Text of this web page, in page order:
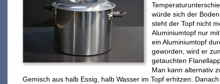
würde sich der
steht der Topf nicht
Aluminiumtopf nur
ein Aluminiumtopf
geworden, wird er
getauchten
Man kann alternativ
Gemisch aus halb Essig, halb Wasser im Topf erhitzen.